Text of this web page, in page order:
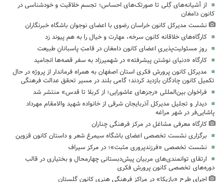
از آشیانه‌های گِلی تا صورتک‌های احساس؛ تجسم خلاقیت و خودشناسی در
کانون دامغان
نشست مدیرکل کانون خراسان رضوی با اعضای نوجوان باشگاه خبرنگاران
کارگاه‌های خلاقانه کانون سرخه، مهارت و خیال را به هم پیوند زد
روزِ مسئولیت‌پذیریِ اعضای کانون دامغان در قامتِ پاسبانانِ طبیعت
کارگاه «دنیای نوشتن پیشرفته» در شهمیرزاد به سفر قصه‌ها انجامید
مدیرکل کانون پرورش فکری استان اصفهان به همراه فرماندار از پروژه در حال
تکمیل کانون چادگان بازدید کردند؛ گامی بلند در مسیر تحقق عدالت فرهنگی
فراخوان بین‌المللی «رجزهای عاشورایی؛ از کربلا تا قدس» منتشر شد
دیدار و تجلیل مدیرکل آذربایجان شرقی از خانواده شهید والامقام مهرداد
پاشایی‌فر در شهر مراغه
کارگاه معرفی مشاغل در مرکز فرهنگی چناران
برگزاری نشست تخصصی اعضای باشگاه سیمرغ شعر و داستان کانون قزوین
نشست تخصصی «فرزندپروری مثبت»؛ در مرکز سیراف
ارتقای توانمندی‌های مربیان پیش‌دبستانی چهارمحال و بختیاری در قالب
دوره‌های تخصصی کانون پرورش فکری
اجرای طرح «بازیکا» در مراکز فرهنگی هنری کانون گلستان